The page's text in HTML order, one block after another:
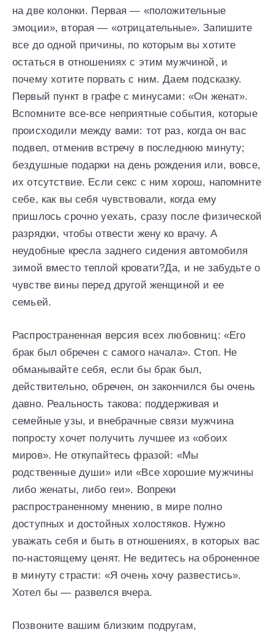
на две колонки. Первая — «положительные
эмоции», вторая — «отрицательные». Запишите
все до одной причины, по которым вы хотите
остаться в отношениях с этим мужчиной, и
почему хотите порвать с ним. Даем подсказку.
Первый пункт в графе с минусами: «Он женат».
Вспомните все-все неприятные события, которые
происходили между вами: тот раз, когда он вас
подвел, отменив встречу в последнюю минуту;
бездушные подарки на день рождения или, вовсе,
их отсутствие. Если секс с ним хорош, напомните
себе, как вы себя чувствовали, когда ему
пришлось срочно уехать, сразу после физической
разрядки, чтобы отвести жену ко врачу. А
неудобные кресла заднего сидения автомобиля
зимой вместо теплой кровати?Да, и не забудьте о
чувстве вины перед другой женщиной и ее
семьей.
Распространенная версия всех любовниц: «Его
брак был обречен с самого начала». Стоп. Не
обманывайте себя, если бы брак был,
действительно, обречен, он закончился бы очень
давно. Реальность такова: поддерживая и
семейные узы, и внебрачные связи мужчина
попросту хочет получить лучшее из «обоих
миров». Не откупайтесь фразой: «Мы
родственные души» или «Все хорошие мужчины
либо женаты, либо геи». Вопреки
распространенному мнению, в мире полно
доступных и достойных холостяков. Нужно
уважать себя и быть в отношениях, в которых вас
по-настоящему ценят. Не ведитесь на оброненное
в минуту страсти: «Я очень хочу развестись».
Хотел бы — развелся вчера.
Позвоните вашим близким подругам,